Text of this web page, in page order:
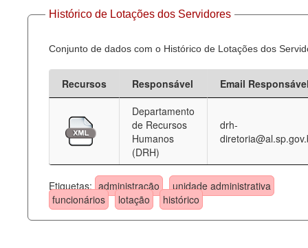
ContatoHistórico de Lotações dos Servidores
Conjunto de dados com o Histórico de Lotações dos
Recursos Responsável
Email
Departamento
de Recursos
Humanos
(DRH)
drh-
Etiquetas: administração
unidade administrativa
funcionários
lotação histórico